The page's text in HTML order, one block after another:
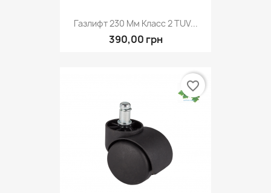
Газлифт 230 Мм Класс 2 TUV...
390,00 грн
favorite_border